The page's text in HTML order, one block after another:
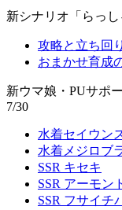
新シナリオ「らっし
攻略と立ち回り
おまかせ育成
新ウマ娘・PUサポ
7/30
水着セイウン
水着メジロブ
SSR キセキ
SSR アーモン
SSR フサイチ